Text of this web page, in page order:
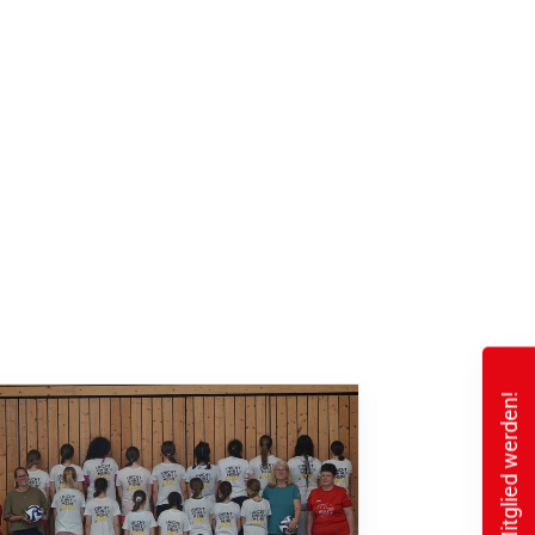
Mitglied werden!